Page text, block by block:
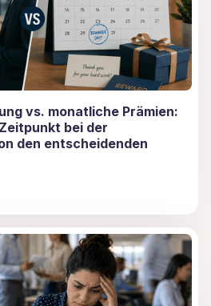
vs. monatliche Prämien:
bei der
den entscheidenden